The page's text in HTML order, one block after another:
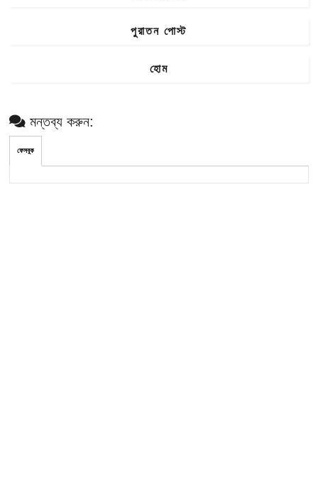
পুরাতন পোস্ট
হোম
মন্তব্য করুন:
ফেসবুক